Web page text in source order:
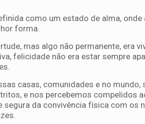
como um estado de alma, onde
forma.
mas algo não permanente, era
felicidade não era estar sempre
casas, comunidades e no
e nos percebemos compelidos
da convivência física com os